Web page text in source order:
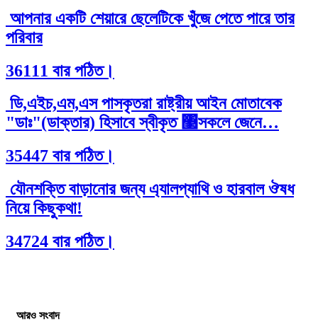
আপনার একটি শেয়ারে ছেলেটিকে খুঁজে পেতে পারে তার
পরিবার
36111 বার পঠিত।
ডি,এইচ,এম,এস পাসকৃতরা রাষ্ট্রীয় আইন মোতাবেক
"ডাঃ"(ডাক্তার) হিসাবে স্বীকৃত ঳সকলে জেনে…
35447 বার পঠিত।
যৌনশক্তি বাড়ানোর জন্য এ্যালপ্যাথি ও হারবাল ঔষধ
নিয়ে কিছুকথা!
34724 বার পঠিত।
আরও সংবাদ